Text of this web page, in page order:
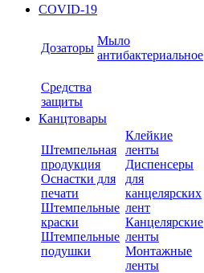
COVID-19
Дозаторы
Мыло
антибактериальное
Средства
защиты
Канцтовары
Штемпельная
продукция
Оснастки для
печати
Штемпельные
краски
Штемпельные
подушки
Клейкие
ленты
Диспенсеры
для
канцелярских
лент
Канцелярские
ленты
Монтажные
ленты